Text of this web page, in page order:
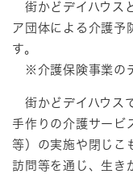
街かどデイハウス
ア団体による介護予
す。
※介護保険事業の
街かどデイハウス
手作りの介護サービ
等）の実施や閉じこ
訪問等を通じ、生き